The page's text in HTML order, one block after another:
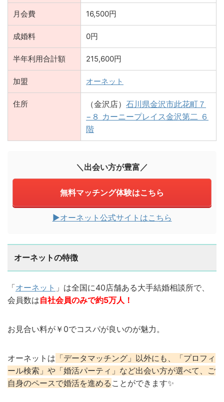
月会費 16,500円
成婚料 0円
半年利用合計額 215,600円
加盟 オーネット
住所 （金沢店） 石川県金沢市此花町７
−８ カーニープレイス金沢第二 ６
階
＼出会い方が豊富／
無料マッチング体験はこちら
▶︎オーネット公式サイトはこちら
オーネットの特徴
「オーネット 」は全国に40店舗ある大手結婚相談所で、
会員数は自社会員のみで約5万人！
お見合い料が￥0でコスパが良いのが魅力。
オーネットは 「データマッチング」以外にも、「プロフィ
ール検索」や「婚活パーティ」など出会い方が選べて、ご
自身のペースで婚活を進める ことができます✨